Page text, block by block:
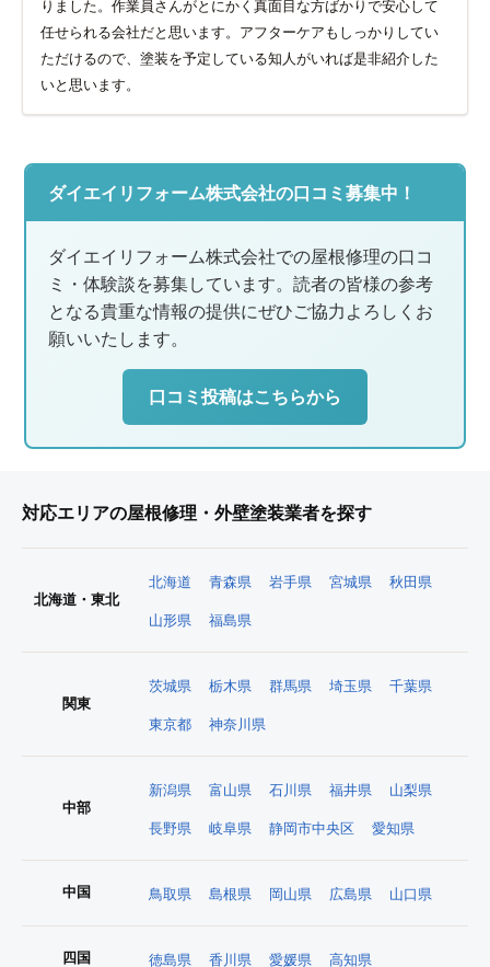
りました。作業員さんがとにかく真面目な方ばかりで安心して
任せられる会社だと思います。アフターケアもしっかりしてい
ただけるので、塗装を予定している知人がいれば是非紹介した
いと思います。
ダイエイリフォーム株式会社の口コミ募集中！
ダイエイリフォーム株式会社での屋根修理の口コ
ミ・体験談を募集しています。読者の皆様の参考
となる貴重な情報の提供にぜひご協力よろしくお
願いいたします。
口コミ投稿はこちらから
対応エリアの屋根修理・外壁塗装業者を探す
北海道・東北
北海道 青森県 岩手県 宮城県 秋田県
山形県 福島県
関東
茨城県 栃木県 群馬県 埼玉県 千葉県
東京都 神奈川県
中部
新潟県 富山県 石川県 福井県 山梨県
長野県 岐阜県 静岡市中央区 愛知県
中国 鳥取県 島根県 岡山県 広島県 山口県
四国 徳島県 香川県 愛媛県 高知県